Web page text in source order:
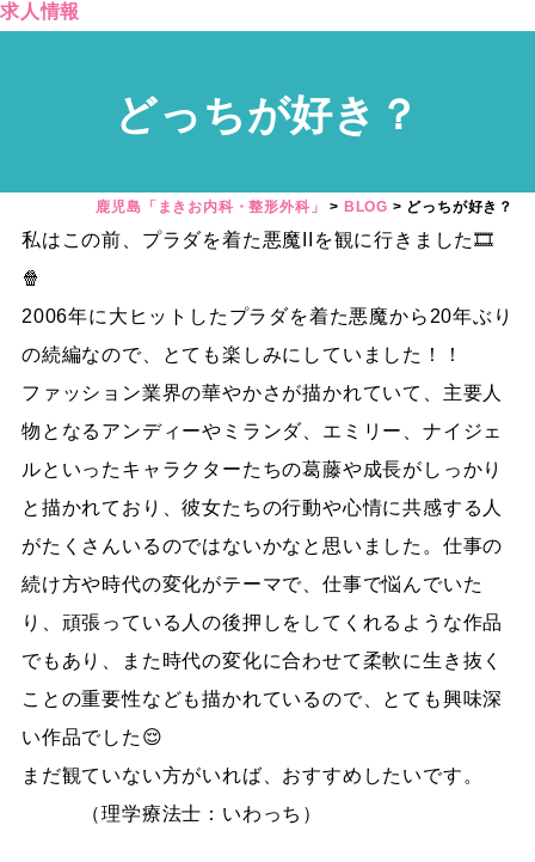
求人情報
どっちが好き？
鹿児島「まきお内科・整形外科」 > BLOG > どっちが好き？
私はこの前、プラダを着た悪魔IIを観に行きました🎞️
🍿
2006年に大ヒットしたプラダを着た悪魔から20年ぶり
の続編なので、
とても楽しみにしていました！！
ファッション業界の華やかさが描かれていて、主要人
物となるアンディーやミランダ、エミリー、ナイ ジェ
ルといったキャラクターたちの葛藤や成長がしっかり
と描かれており、彼女たちの行動や心情に共感する人
がたくさんいるのではないかなと思いました。仕事の
続け方や時代の変化がテーマで、仕事で悩んでいた
り、頑張っている人の後押しをしてくれるような作品
でもあり、また時代の変化に合わせて柔軟に生き抜く
ことの重要性なども描かれているので、とても興味深
い作品でした😌
まだ観て いない方がいれば、おすすめしたいです。
（理学療法士：いわっち）